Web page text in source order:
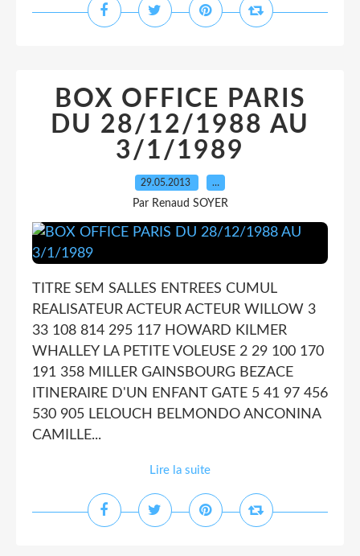
BOX OFFICE PARIS
DU 28/12/1988 AU
3/1/1989
29.05.2013 …
Par Renaud SOYER
TITRE SEM SALLES ENTREES CUMUL
REALISATEUR ACTEUR ACTEUR WILLOW 3
33 108 814 295 117 HOWARD KILMER
WHALLEY LA PETITE VOLEUSE 2 29 100 170
191 358 MILLER GAINSBOURG BEZACE
ITINERAIRE D'UN ENFANT GATE 5 41 97 456
530 905 LELOUCH BELMONDO ANCONINA
CAMILLE...
Lire la suite